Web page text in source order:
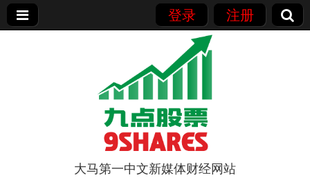
登录 注册
大马第一中文新媒体财经网站